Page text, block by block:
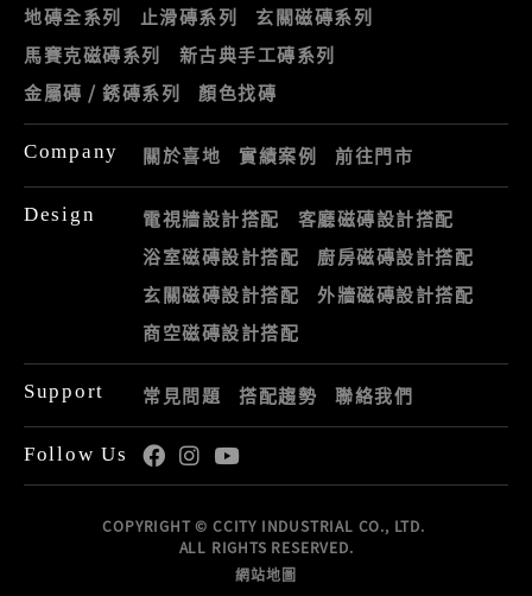
地磚全系列
止滑磚系列
玄關磁磚系列
馬賽克磁磚系列
新古典手工磚系列
金屬磚 / 銹磚系列
顏色找磚
Company 關於喜地 實績案例 前往門市
Design 電視牆設計搭配
客廳磁磚設計搭配
浴室磁磚設計搭配
廚房磁磚設計搭配
玄關磁磚設計搭配
外牆磁磚設計搭配
商空磁磚設計搭配
Support 常見問題 搭配趨勢 聯絡我們
Follow Us
COPYRIGHT © CCITY INDUSTRIAL CO., LTD.
ALL RIGHTS RESERVED.
網站地圖